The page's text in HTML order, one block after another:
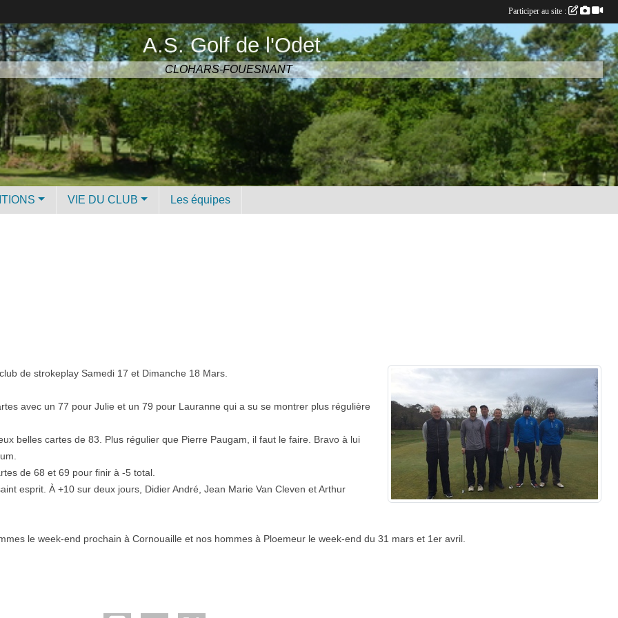
A.S. Golf de l'Odet
CLOHARS-FOUESNANT
VIE DU CLUB Les équipes
de strokeplay Samedi 17 et Dimanche 18 Mars.
avec un 77 pour Julie et un 79 pour Lauranne qui a su se montrer plus régulière
belles cartes de 83. Plus régulier que Pierre Paugam, il faut le faire. Bravo à lui
de 68 et 69 pour finir à -5 total.
esprit. À +10 sur deux jours, Didier André, Jean Marie Van Cleven et Arthur
le week-end prochain à Cornouaille et nos hommes à Ploemeur le week-end du 31 mars et 1er avril.
Participer au site :